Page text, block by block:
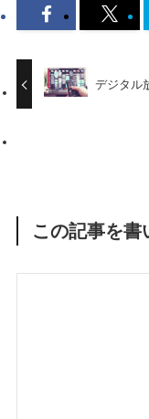
デジタル
この記事を書